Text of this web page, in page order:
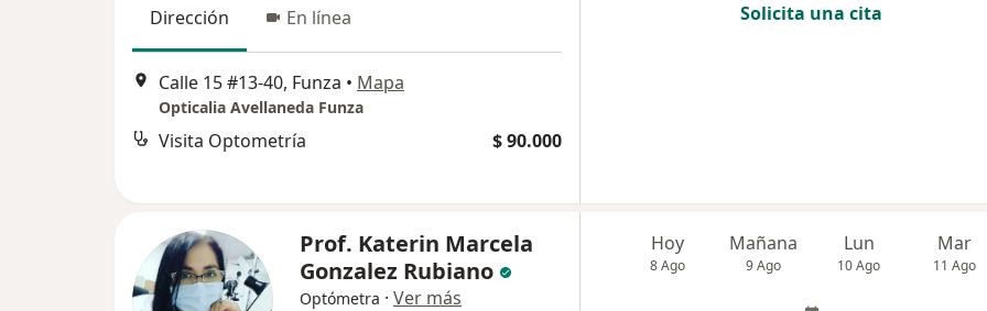
Dirección En línea
Calle 15 #13-40, Funza • Mapa
Opticalia Avellaneda Funza
Visita Optometría $ 90.000
Solicita una cita
Prof. Katerin Marcela
Gonzalez Rubiano
Optómetra · Ver más
Hoy
8 Ago
Mañana
9 Ago
Lun
10 Ago
Mar
11 Ago